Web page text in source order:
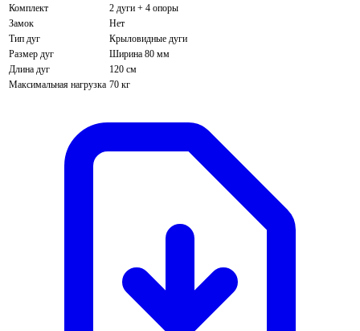
Комплект
2 дуги + 4 опоры
Замок
Нет
Тип дуг
Крыловидные дуги
Размер дуг
Ширина 80 мм
Длина дуг
120 см
Максимальная нагрузка 70 кг